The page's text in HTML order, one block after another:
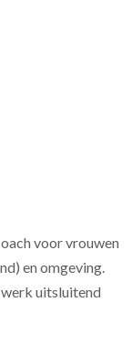
voor vrouwen
en omgeving.
uitsluitend